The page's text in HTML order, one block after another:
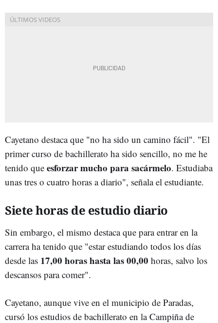
Cayetano destaca que "no ha sido un camino fácil". "El
primer curso de bachillerato ha sido sencillo, no me he
tenido que esforzar mucho para sacármelo. Estudiaba
unas tres o cuatro horas a diario", señala el estudiante.
Siete horas de estudio diario
Sin embargo, el mismo destaca que para entrar en la
carrera ha tenido que "estar estudiando todos los días
desde las 17,00 horas hasta las 00,00 horas, salvo los
descansos para comer".
Cayetano, aunque vive en el municipio de Paradas,
cursó los estudios de bachillerato en la Campiña de